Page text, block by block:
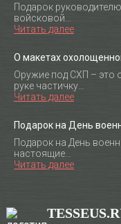
Подарок
войсковой…
Читать далее
О макетах
Оружие под СХП – это
руке частичку…
Читать далее
Подарок на День
Подарок на День
настоящие…
Читать далее